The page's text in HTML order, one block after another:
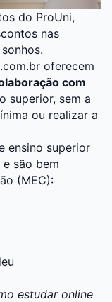
do ProUni,
nas
oferecem
com
superior, sem a
ou realizar a
ensino superior
são bem
(MEC):
estudar online